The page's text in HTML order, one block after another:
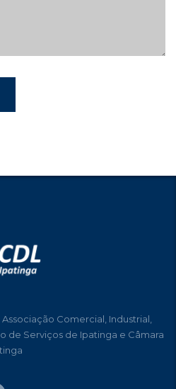
Associação Comercial, Industrial,
de Serviços de Ipatinga e Câmara